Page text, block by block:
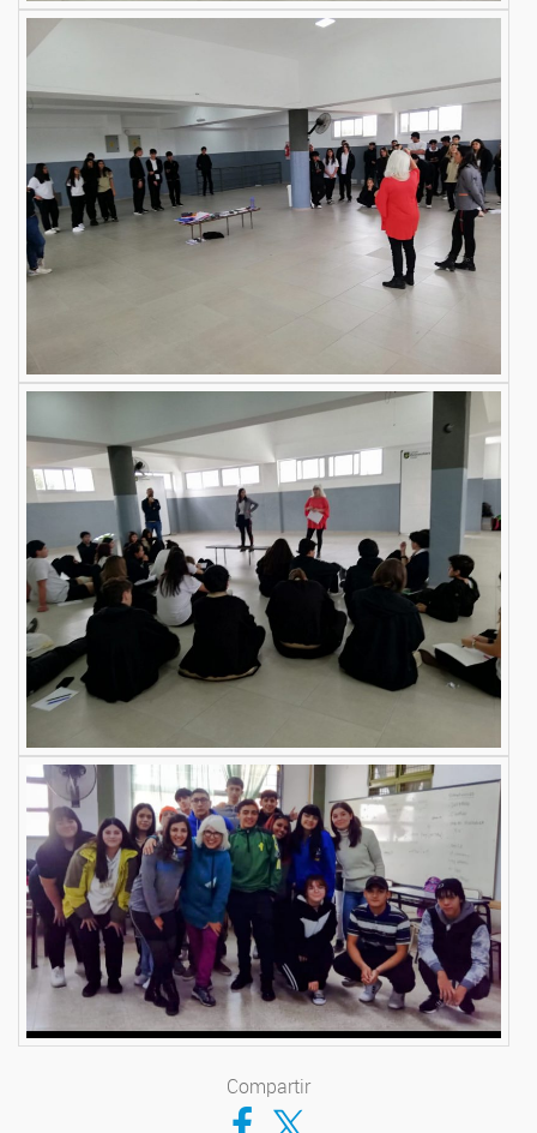
Compartir
Compartir en Facebook
Compartir en Twitter